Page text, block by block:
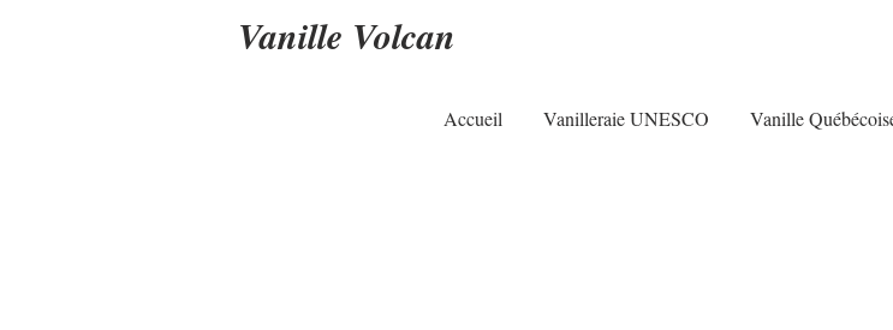
Vanille Volcan
Accueil Vanilleraie UNESCO Vanille